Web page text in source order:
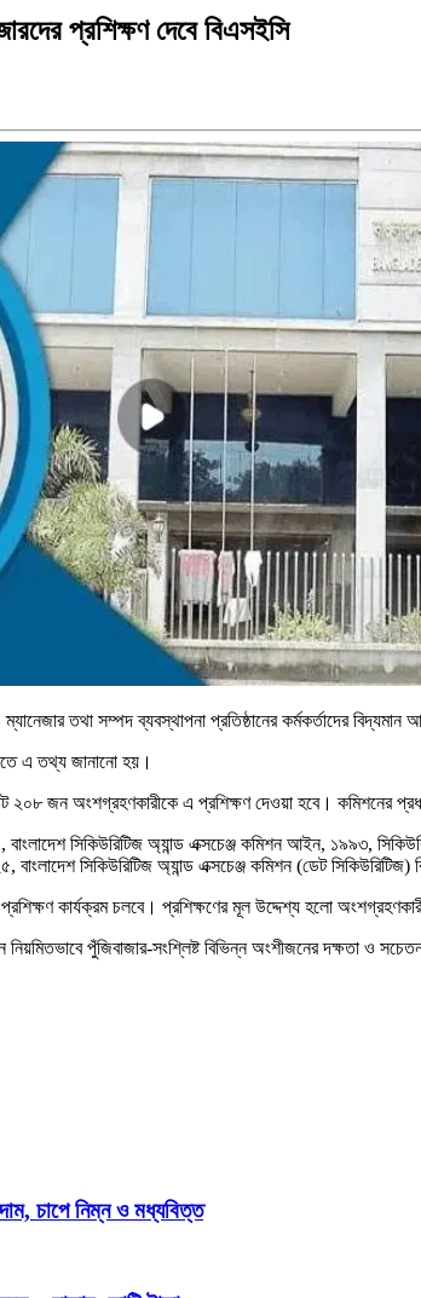
প্রশিক্ষণ দেবে বিএসইসি
ম্যানেজার তথা সম্পদ ব্যবস্থাপনা প্রতিষ্ঠানের কর্মকর্তাদের
এ তথ্য জানানো হয়।
২০৮ জন অংশগ্রহণকারীকে এ প্রশিক্ষণ দেওয়া হবে। কমিশনের
বাংলাদেশ সিকিউরিটিজ অ্যান্ড এক্সচেঞ্জ কমিশন আইন, ১৯৯৩,
সিকিউরিটিজ অ্যান্ড এক্সচেঞ্জ কমিশন (ডেট
কার্যক্রম চলবে। প্রশিক্ষণের মূল উদ্দেশ্য হলো
নিয়মিতভাবে পুঁজিবাজার-সংশ্লিষ্ট বিভিন্ন অংশীজনের দক্ষতা ও
চাপে নিম্ন ও মধ্যবিত্ত